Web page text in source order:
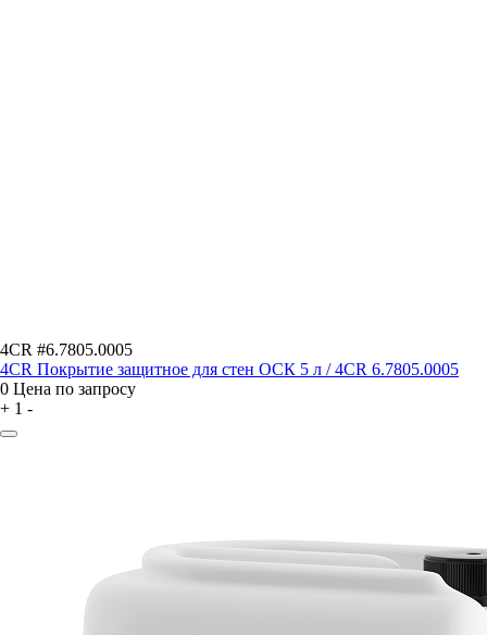
4CR #6.7805.0005
4CR Покрытие защитное для стен ОСК 5 л / 4CR 6.7805.0005
0 Цена по запросу
+ 1 -